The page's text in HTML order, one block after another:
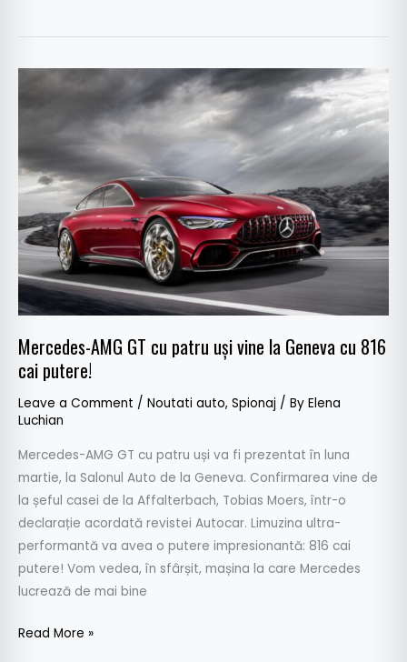
Mercedes-AMG GT cu patru uși vine la Geneva cu 816
cai putere!
Leave a Comment / Noutati auto, Spionaj / By Elena
Luchian
Mercedes-AMG GT cu patru uși va fi prezentat în luna
martie, la Salonul Auto de la Geneva. Confirmarea vine de
la șeful casei de la Affalterbach, Tobias Moers, într-o
declarație acordată revistei Autocar. Limuzina ultra-
performantă va avea o putere impresionantă: 816 cai
putere! Vom vedea, în sfârșit, mașina la care Mercedes
lucrează de mai bine
cu
patru
uși
vine
la
Geneva
cu
816
putere!
Read More »